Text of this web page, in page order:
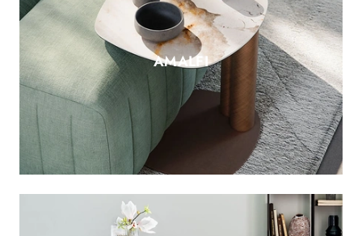
AMALFI